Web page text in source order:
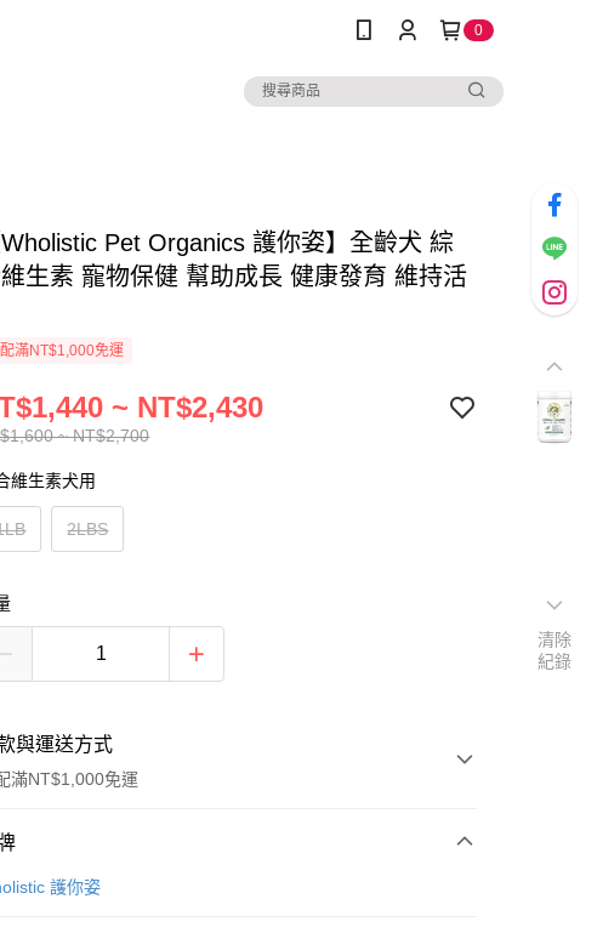
0
Wholistic Pet Organics 護你姿】全齡犬 綜
生素 寵物保健 幫助成長 健康發育 維持活
滿NT$1,000免運
~ NT$2,700
~ NT$2,430
維生素犬用
2LBS
與運送方式
滿NT$1,000免運
方式
卡一次付款
護你姿
清除
紀錄